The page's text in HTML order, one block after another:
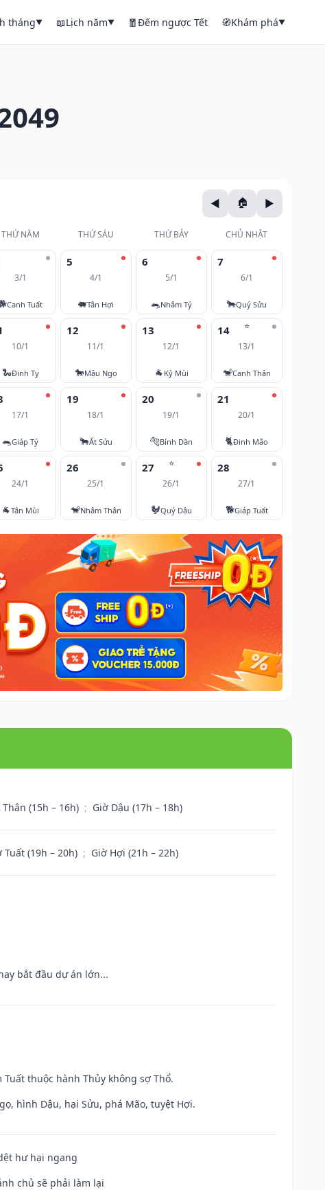
tháng▼ 📖Lịch năm▼ 🧧Đếm ngược Tết 🧭Khám phá▼
THỨ NĂM THỨ SÁU THỨ BẢY CHỦ NHẬT
3/1
Canh Tuất
5
4/1
🐖Tân Hợi
6
5/1
🐀Nhâm Tý
7
6/1
🐂Quý Sửu
10/1
🐍Đinh Tỵ
12
11/1
🐎Mậu Ngọ
13
12/1
🐐 Kỷ Mùi
⭐
14
13/1
🐒Canh Thân
17/1
🐀Giáp Tý
19
18/1
🐂Ất Sửu
20
19/1
🐅Bính Dần
21
20/1
🐈Đinh Mão
24/1
🐐Tân Mùi
26
25/1
🐒Nhâm Thân
⭐
27
26/1
🐓Quý Dậu
28
27/1
🐕Giáp Tuất
Thân (15h – 16h) ; Giờ Dậu (17h – 18h)
Tuất (19h – 20h) ; Giờ Hợi (21h – 22h)
bắt đầu dự án lớn...
thuộc hành Thủy không sợ Thổ.
hình Dậu, hại Sửu, phá Mão, tuyệt Hợi.
hư hại ngang
chủ sẽ phải làm lại